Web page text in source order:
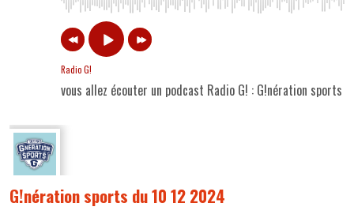
Radio G!
vous allez écouter un podcast Radio G! : G!nération sports
G!nération sports du 10 12 2024